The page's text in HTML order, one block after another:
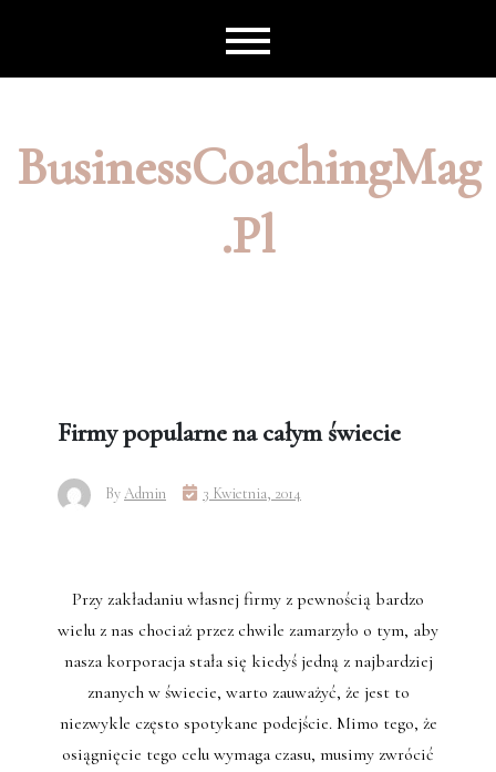
BusinessCoachingMag
.pl
Firmy popularne na całym świecie
ByAdmin 3 Kwietnia, 2014
Przy zakładaniu własnej firmy z pewnością bardzo
wielu z nas chociaż przez chwile zamarzyło o tym, aby
nasza korporacja stała się kiedyś jedną z najbardziej
znanych w świecie, warto zauważyć, że jest to
niezwykle często spotykane podejście. Mimo tego, że
osiągnięcie tego celu wymaga czasu, musimy zwrócić